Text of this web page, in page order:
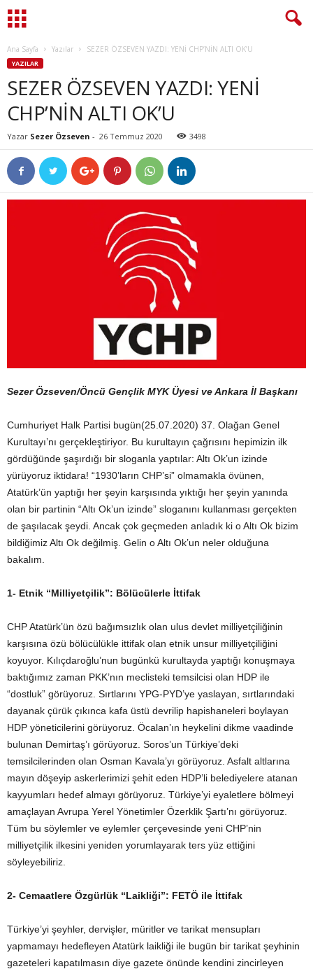
Ana Sayfa Yazılar SEZER ÖZSEVEN YAZDI: YENİ CHP’NİN ALTI OK’U
YAZILAR
SEZER ÖZSEVEN YAZDI: YENİ
CHP’NİN ALTI OK’U
Yazar Sezer Özseven - 26 Temmuz 2020 3498
Sezer Özseven/Öncü Gençlik MYK Üyesi ve Ankara İl Başkanı
Cumhuriyet Halk Partisi bugün(25.07.2020) 37. Olağan Genel
Kurultayı’nı gerçekleştiriyor. Bu kurultayın çağrısını hepimizin ilk
gördüğünde şaşırdığı bir sloganla yaptılar: Altı Ok’un izinde
yürüyoruz iktidara! “1930’ların CHP’si” olmamakla övünen,
Atatürk’ün yaptığı her şeyin karşısında yıktığı her şeyin yanında
olan bir partinin “Altı Ok’un izinde” sloganını kullanması gerçekten
de şaşılacak şeydi. Ancak çok geçmeden anladık ki o Altı Ok bizim
bildiğimiz Altı Ok değilmiş. Gelin o Altı Ok’un neler olduğuna
bakalım.
1- Etnik “Milliyetçilik”: Bölücülerle İttifak
CHP Atatürk’ün özü bağımsızlık olan ulus devlet milliyetçiliğinin
karşısına özü bölücülükle ittifak olan etnik unsur milliyetçiliğini
koyuyor. Kılıçdaroğlu’nun bugünkü kurultayda yaptığı konuşmaya
baktığımız zaman PKK’nın meclisteki temsilcisi olan HDP ile
“dostluk” görüyoruz. Sırtlarını YPG-PYD’ye yaslayan, sırtlarındaki
dayanak çürük çıkınca kafa üstü devrilip hapishaneleri boylayan
HDP yöneticilerini görüyoruz. Öcalan’ın heykelini dikme vaadinde
bulunan Demirtaş’ı görüyoruz. Soros’un Türkiye’deki
temsilcilerinden olan Osman Kavala’yı görüyoruz. Asfalt altlarına
mayın döşeyip askerlerimizi şehit eden HDP’li belediyelere atanan
kayyumları hedef almayı görüyoruz. Türkiye’yi eyaletlere bölmeyi
amaçlayan Avrupa Yerel Yönetimler Özerklik Şartı’nı görüyoruz.
Tüm bu söylemler ve eylemler çerçevesinde yeni CHP’nin
milliyetçilik ilkesini yeniden yorumlayarak ters yüz ettiğini
söyleyebiliriz.
2- Cemaatlere Özgürlük “Laikliği”: FETÖ ile İttifak
Türkiye’yi şeyhler, dervişler, müritler ve tarikat mensupları
yapmamayı hedefleyen Atatürk laikliği ile bugün bir tarikat şeyhinin
gazeteleri kapatılmasın diye gazete önünde kendini zincirleyen